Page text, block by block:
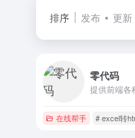
排序 发布 更新
零代码
提供前端各
在线帮手 # excel转